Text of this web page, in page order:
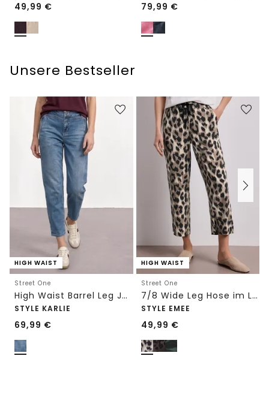
49,99 €
79,99 €
Unsere Bestseller
HIGH WAIST
Street One
High Waist Barrel Leg Jeans im Loose Fit
STYLE KARLIE
69,99 €
HIGH WAIST
Street One
7/8 Wide Leg Hose im Loose Fit mit Print
STYLE EMEE
49,99 €